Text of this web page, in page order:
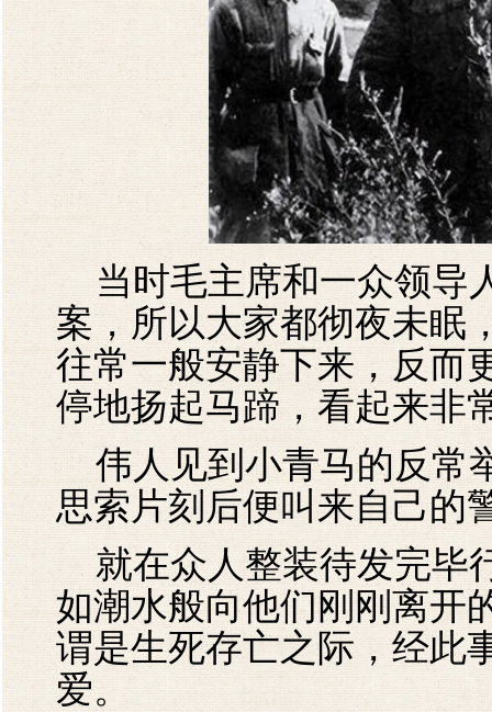
当时毛主席和一众领导
案，所以大家都彻夜未眠
往常一般安静下来，反而
停地扬起马蹄，看起来非
伟人见到小青马的反常
思索片刻后便叫来自己的
就在众人整装待发完毕
如潮水般向他们刚刚离开
谓是生死存亡之际，经此
爱。